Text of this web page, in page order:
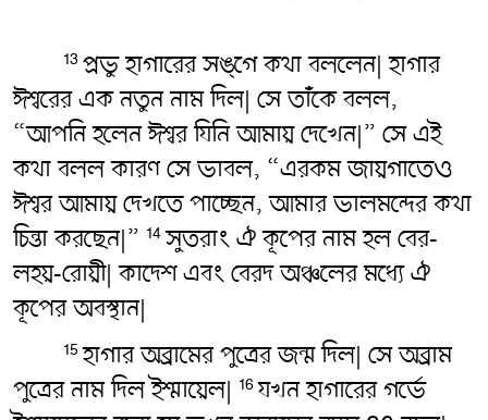
13 প্রভু হাগারের সঙ্গে কথা বললেন| হাগার
ঈশ্বরের এক নতুন নাম দিল| সে তাঁকে বলল,
“আপনি হলেন ঈশ্বর যিনি আমায় দেখেন|” সে এই
কথা বলল কারণ সে ভাবল, “এরকম জায়গাতেও
ঈশ্বর আমায় দেখতে পাচ্ছেন, আমার ভালমন্দের কথা
চিন্তা করছেন|” 14সুতরাং ঐ কূপের নাম হল বের-
লহয়-রোয়ী| কাদেশ এবং বেরদ অঞ্চলের মধ্যে ঐ
কূপের অবস্থান|
15হাগার অব্রামের পুত্রের জন্ম দিল| সে অব্রাম
পুত্রের নাম দিল ইশ্মায়েল| 16যখন হাগারের গর্ভে